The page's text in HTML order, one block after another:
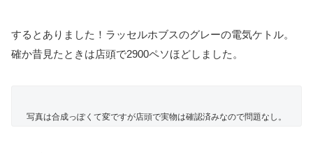
するとありました！ラッセルホブスのグレーの電気ケトル。
確か昔見たときは店頭で2900ペソほどしました。
写真は合成っぽくて変ですが店頭で実物は確認済みなので問題なし。